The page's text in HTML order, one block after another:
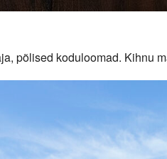
põlised koduloomad. Kihnu